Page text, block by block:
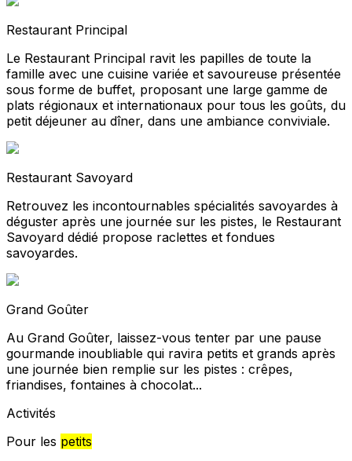
Restaurant Principal
Le Restaurant Principal ravit les papilles de toute la
famille avec une cuisine variée et savoureuse présentée
sous forme de buffet, proposant une large gamme de
plats régionaux et internationaux pour tous les goûts, du
petit déjeuner au dîner, dans une ambiance conviviale.
Restaurant Savoyard
Retrouvez les incontournables spécialités savoyardes à
déguster après une journée sur les pistes, le Restaurant
Savoyard dédié propose raclettes et fondues
savoyardes.
Grand Goûter
Au Grand Goûter, laissez-vous tenter par une pause
gourmande inoubliable qui ravira petits et grands après
une journée bien remplie sur les pistes : crêpes,
friandises, fontaines à chocolat...
Activités
Pour les petits